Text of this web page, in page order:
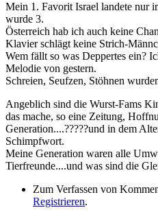
Mein 1. Favorit Israel landete nur
wurde 3.
Österreich hab ich auch keine
Klavier schlägt keine Strich-
Wem fällt so was Deppertes ein?
Melodie von gestern.
Schreien, Seufzen, Stöhnen
Angeblich sind die Wurst-Fams
das mache, so eine Zeitung,
Generation....?????und in dem
Schimpfwort.
Meine Generation waren alle
Tierfreunde....und was sind die
Zum Verfassen von
Registrieren.